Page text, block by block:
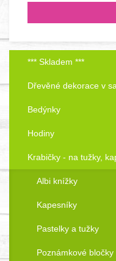
*** Skladem ***
Dřevěné dekorace v
Bedýnky
Hodiny
Krabičky - na tužky,
Albi knížky
Kapesníky
Pastelky a tužky
Poznámkové bločky